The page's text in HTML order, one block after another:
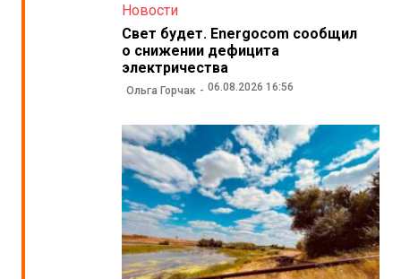
Новости
Свет будет. Energocom сообщил
о снижении дефицита
электричества
Ольга Горчак 06.08.2026 16:56